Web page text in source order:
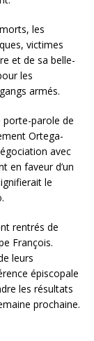
les
victimes
et de sa belle-
les
armés.
parole de
Ortega-
avec
en faveur d’un
le
rentrés de
François.
leurs
épiscopale
les résultats
prochaine.